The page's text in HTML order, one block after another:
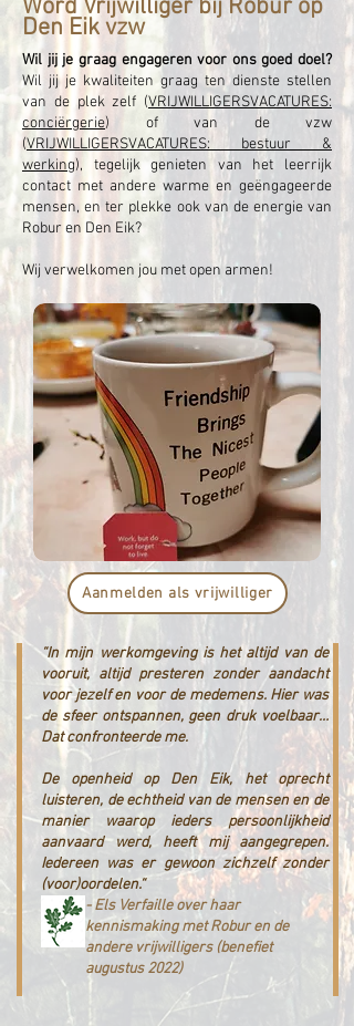
Word Vrijwilliger bij Robur op
Den Eik vzw
Wil jij je graag engageren voor ons goed doel?
Wil jij je kwaliteiten graag ten dienste stellen
van de plek zelf (VRIJWILLIGERSVACATURES:
conciërgerie) of van de vzw
(VRIJWILLIGERSVACATURES: bestuur &
werking), tegelijk genieten van het leerrijk
contact met andere warme en geëngageerde
mensen, en ter plekke ook van de energie van
Robur en Den Eik?
Wij verwelkomen jou met open armen!
Aanmelden als vrijwilliger
“In mijn werkomgeving is het altijd van de
vooruit, altijd presteren zonder aandacht
voor jezelf en voor de medemens. Hier was
de sfeer ontspannen, geen druk voelbaar…
Dat confronteerde me.
De openheid op Den Eik, het oprecht
luisteren, de echtheid van de mensen en de
manier waarop ieders persoonlijkheid
aanvaard werd, heeft mij aangegrepen.
Iedereen was er gewoon zichzelf zonder
(voor)oordelen.“
- Els Verfaille over haar
kennismaking met Robur en de
andere vrijwilligers (benefiet
augustus 2022)